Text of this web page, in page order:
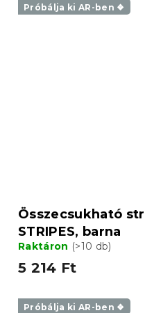
Próbálja ki AR-ben ❖
Összecsukható
STRIPES, barna
Raktáron (>10 db)
5 214 Ft
Próbálja ki AR-ben ❖